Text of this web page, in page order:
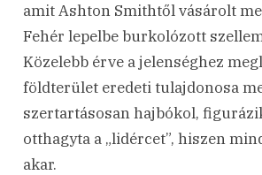
amit Ashton Smithtől vásárolt
Fehér lepelbe burkolózott
Közelebb érve a jelenséghez
földterület eredeti tulajdonosa
szertartásosan hajbókol,
otthagyta a „lidércet”, hiszen
akar.